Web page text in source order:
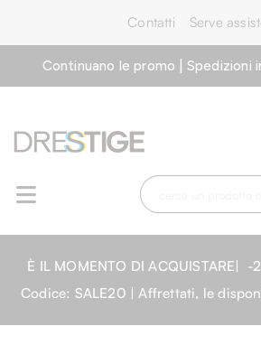
Contatti Serve
Continuano le promo | Spedizioni
È IL MOMENTO DI ACQUISTARE|
Codice: SALE20 | Affrettati, le